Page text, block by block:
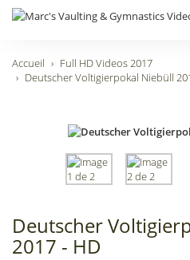
Accueil
Full HD Videos 2017
Deutscher Voltigierpokal Niebüll
Deutscher
2017 - HD